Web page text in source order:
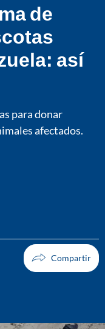
de
así
para donar
afectados.